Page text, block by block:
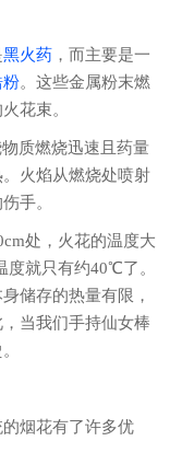
黑火药 ，而主要是一
粉。这些金属粉末燃
花束。
质燃烧迅速且药量
火焰从燃烧处喷射
手。
处，火花的温度大
就只有约40℃了。
储存的热量有限，
当我们手持仙女棒
烟花有了许多优